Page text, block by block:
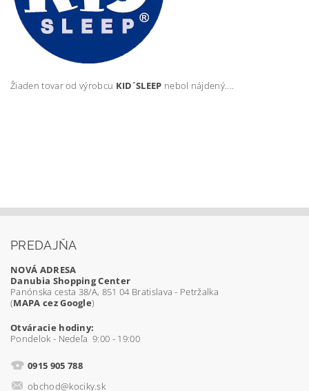
Žiaden tovar od výrobcu KID´SLEEP nebol nájdený....
PREDAJŇA
NOVÁ ADRESA
Danubia Shopping Center
Panónska cesta 38/A, 851 04 Bratislava - Petržalka
(MAPA cez Google)
Otváracie hodiny:
Pondelok - Nedeľa 9:00 - 19:00
0915 905 788
obchod@kociky.sk